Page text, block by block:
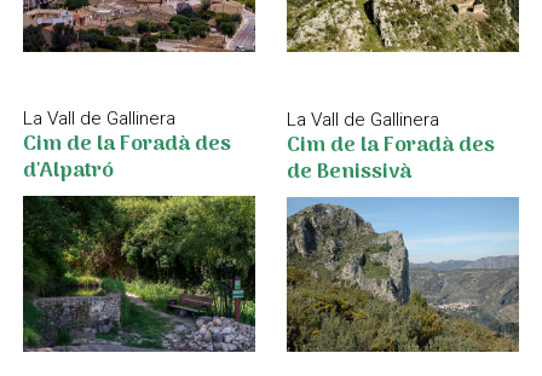
La Vall de Gallinera
Cim de la Foradà des
d'Alpatró
La Vall de Gallinera
Cim de la Foradà des
de Benissivà